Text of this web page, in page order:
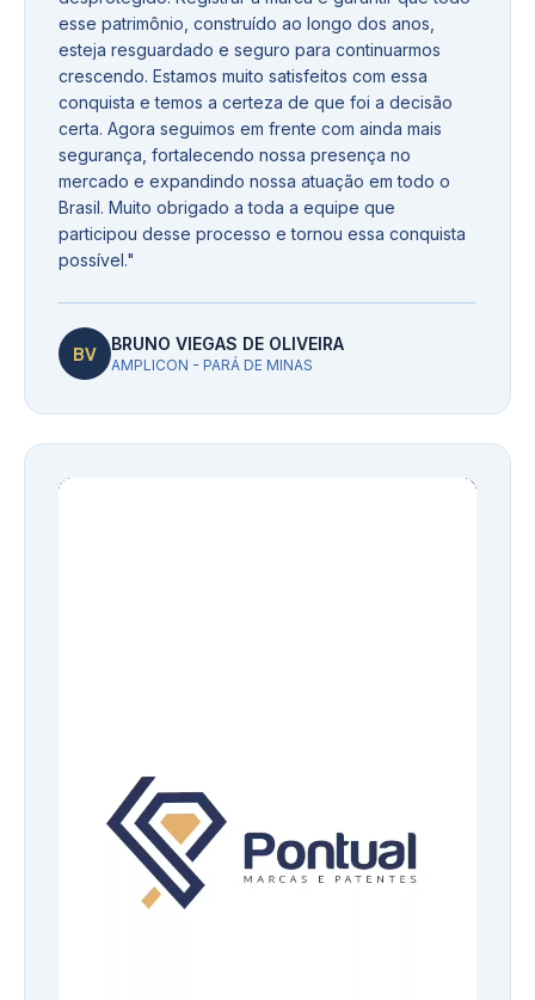
esse patrimônio, construído ao longo dos anos,
esteja resguardado e seguro para continuarmos
crescendo. Estamos muito satisfeitos com essa
conquista e temos a certeza de que foi a decisão
certa. Agora seguimos em frente com ainda mais
segurança, fortalecendo nossa presença no
mercado e expandindo nossa atuação em todo o
Brasil. Muito obrigado a toda a equipe que
participou desse processo e tornou essa conquista
possível."
BV BRUNO VIEGAS DE OLIVEIRA
AMPLICON - PARÁ DE MINAS